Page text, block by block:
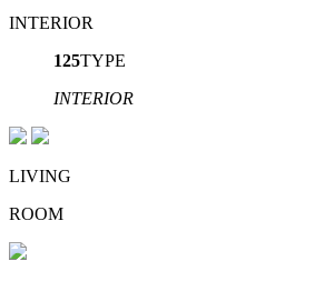
INTERIOR
125TYPE
INTERIOR
LIVING
ROOM